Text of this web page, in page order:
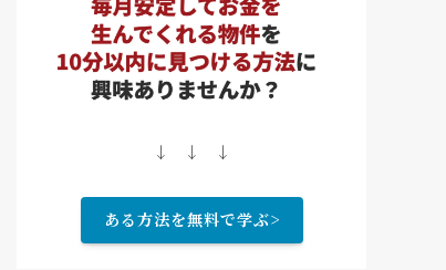
↓ ↓ ↓
ある方法を無料で学ぶ>